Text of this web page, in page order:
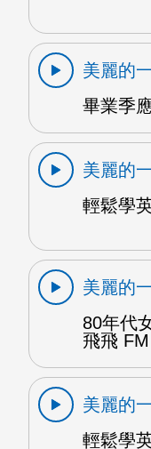
美麗的
畢業季
美麗的
輕鬆學
美麗的
80年代
飛飛
美麗的
輕鬆學